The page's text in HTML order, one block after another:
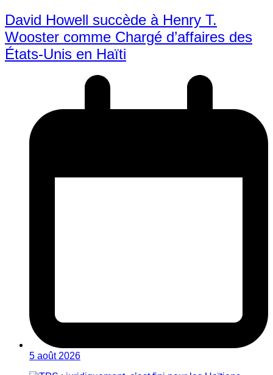
David Howell succède à Henry T.
Wooster comme Chargé d’affaires des
États-Unis en Haïti
5 août 2026